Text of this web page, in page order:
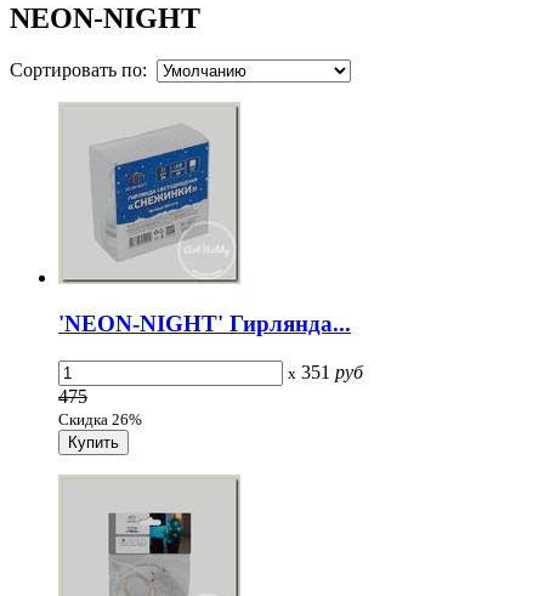
NEON-NIGHT
Сортировать по:
'NEON-NIGHT' Гирлянда...
x 351 руб
475
Скидка 26%